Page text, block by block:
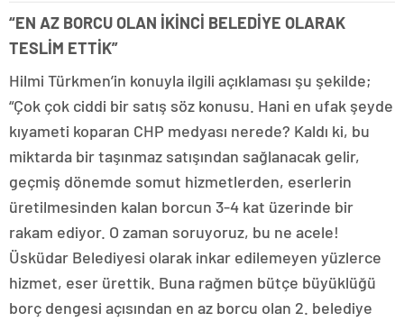
“EN AZ BORCU OLAN İKİNCİ BELEDİYE OLARAK
TESLİM ETTİK”
Hilmi Türkmen’in konuyla ilgili açıklaması şu şekilde;
“Çok çok ciddi bir satış söz konusu. Hani en ufak şeyde
kıyameti koparan CHP medyası nerede? Kaldı ki, bu
miktarda bir taşınmaz satışından sağlanacak gelir,
geçmiş dönemde somut hizmetlerden, eserlerin
üretilmesinden kalan borcun 3-4 kat üzerinde bir
rakam ediyor. O zaman soruyoruz, bu ne acele!
Üsküdar Belediyesi olarak inkar edilemeyen yüzlerce
hizmet, eser ürettik. Buna rağmen bütçe büyüklüğü
borç dengesi açısından en az borcu olan 2. belediye